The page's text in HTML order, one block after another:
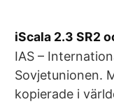
iScala 2.3 SR2
IAS –
Sovjetunionen.
kopierade i